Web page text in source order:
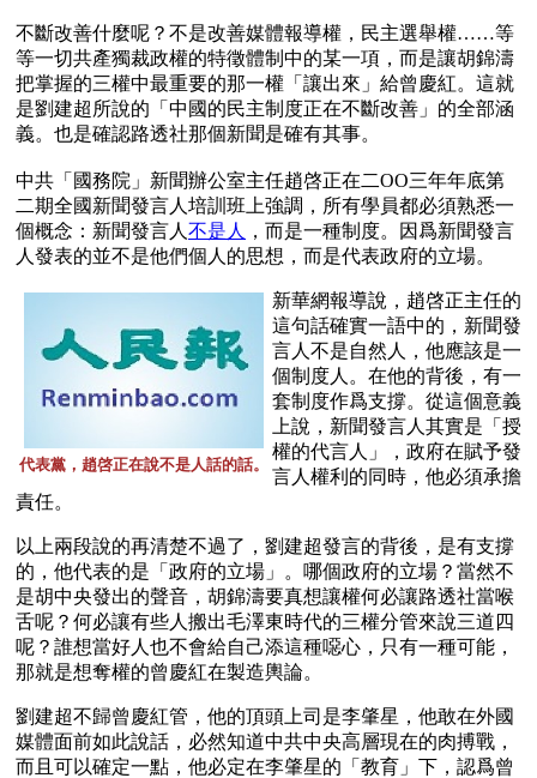
不斷改善什麼呢？不是改善媒體報導權，民主選舉權……等
等一切共產獨裁政權的特徵體制中的某一項，而是讓胡錦濤
把掌握的三權中最重要的那一權「讓出來」給曾慶紅。這就
是劉建超所說的「中國的民主制度正在不斷改善」的全部涵
義。也是確認路透社那個新聞是確有其事。
中共「國務院」新聞辦公室主任趙啓正在二OO三年年底第
二期全國新聞發言人培訓班上強調，所有學員都必須熟悉一
個概念：新聞發言人 不是人
，而是一種制度。因爲新聞發言
人發表的並不是他們個人的思想，而是代表政府的立場。
代表黨，趙啓正在說不是人話的話。
新華網報導說，趙啓正主任的
這句話確實一語中的，新聞發
言人不是自然人，他應該是一
個制度人。在他的背後，有一
套制度作爲支撐。從這個意義
上說，新聞發言人其實是「授
權的代言人」，政府在賦予發
言人權利的同時，他必須承擔
責任。
以上兩段說的再清楚不過了，劉建超發言的背後，是有支撐
的，他代表的是「政府的立場」。哪個政府的立場？當然不
是胡中央發出的聲音，胡錦濤要真想讓權何必讓路透社當喉
舌呢？何必讓有些人搬出毛澤東時代的三權分管來說三道四
呢？誰想當好人也不會給自己添這種噁心，只有一種可能，
那就是想奪權的曾慶紅在製造輿論。
劉建超不歸曾慶紅管，他的頂頭上司是李肇星，他敢在外國
媒體面前如此說話，必然知道中共中央高層現在的肉搏戰，
而且可以確定一點，他必定在李肇星的「教育」下，認爲曾